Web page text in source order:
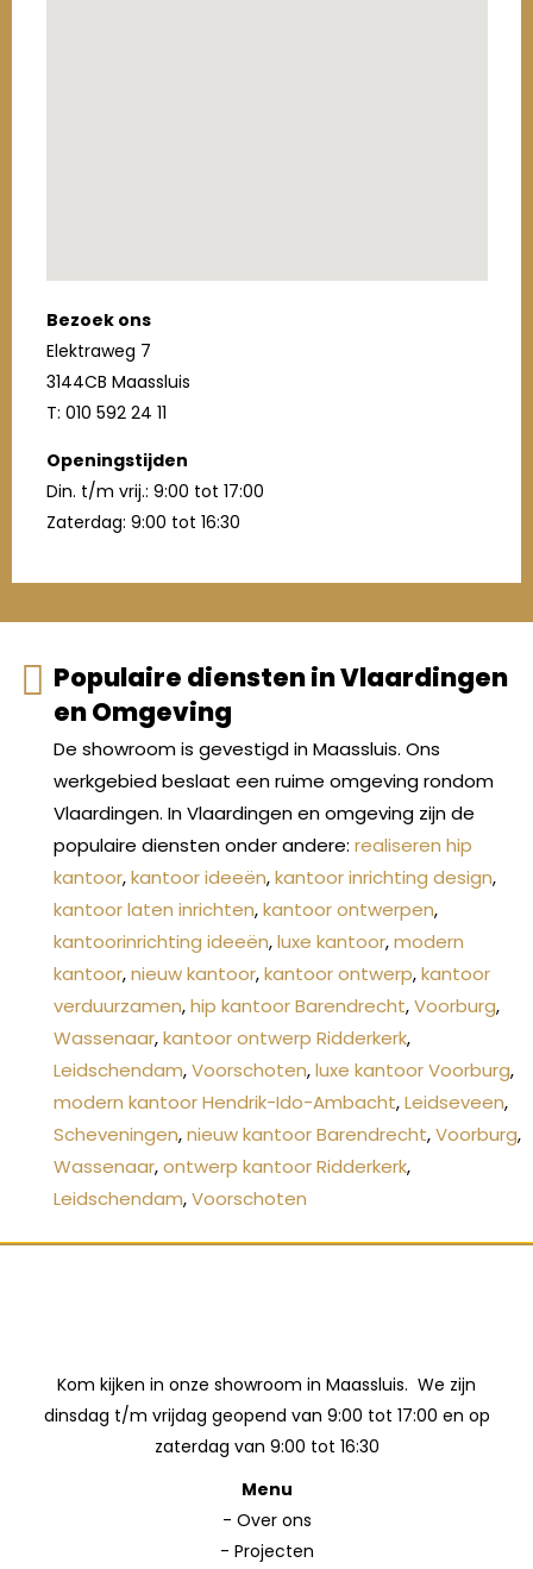
Bezoek ons
Elektraweg 7
3144CB Maassluis
T: 010 592 24 11
Openingstijden
Din. t/m vrij.: 9:00 tot 17:00
Zaterdag: 9:00 tot 16:30
Populaire diensten in Vlaardingen
en Omgeving
De showroom is gevestigd in Maassluis. Ons
werkgebied beslaat een ruime omgeving rondom
Vlaardingen. In Vlaardingen en omgeving zijn de
populaire diensten onder andere: realiseren hip
kantoor,kantoor ideeën,kantoor inrichting design,
kantoor laten inrichten,kantoor ontwerpen,
kantoorinrichting ideeën,luxe kantoor,modern
kantoor,nieuw kantoor,kantoor ontwerp,kantoor
verduurzamen,hip kantoor Barendrecht,Voorburg,
Wassenaar,kantoor ontwerp Ridderkerk,
Leidschendam,Voorschoten,luxe kantoor Voorburg,
modern kantoor Hendrik-Ido-Ambacht,Leidseveen,
Scheveningen,nieuw kantoor Barendrecht,Voorburg,
Wassenaar,ontwerp kantoor Ridderkerk,
Leidschendam,Voorschoten
Kom kijken in onze showroom in Maassluis. We zijn
dinsdag t/m vrijdag geopend van 9:00 tot 17:00 en op
zaterdag van 9:00 tot 16:30
Menu
- Over ons
- Projecten